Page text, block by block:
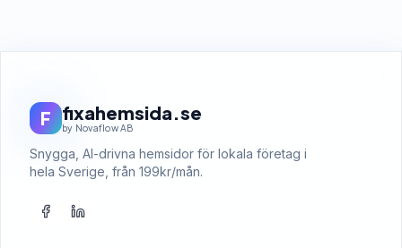
F fixahemsida.se
by Novaflow AB
Snygga, AI-drivna hemsidor för lokala företag i
hela Sverige, från 199kr/mån.